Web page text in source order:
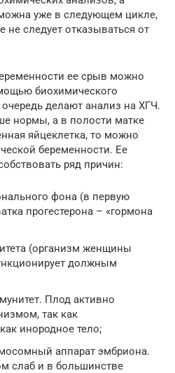
уже в следующем цикле,
не следует отказываться от
ее срыв можно
биохимического
делают анализ на ХГЧ.
нормы, а в полости матке
яйцеклетка, то можно
беременности. Ее
ряд причин:
фона (в первую
прогестерона – «гормона
(организм женщины
должным
Плод активно
так как
инородное тело;
аппарат эмбриона.
слаб и в большинстве